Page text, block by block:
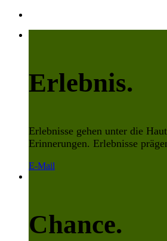
Erlebnis.
Erlebnisse gehen unter die
Erinnerungen. Erlebnisse
E-Mail
Chance.